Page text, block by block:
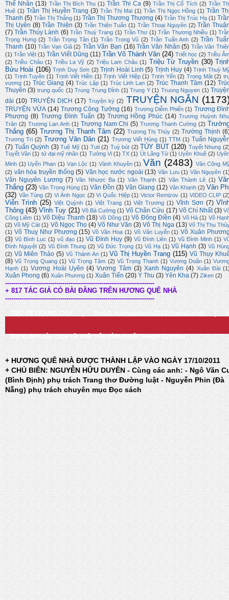
Thế Nhân (13) Trần Thị Bích Thu (1) Trần Thi Ca (9) Trần Thị Cổ Tích (2) Trần
Huệ (1) Trần Thị Huyền Trang (3) Trần Thị Mai (1) Trần Thị Ngọc Hồng (1) Trần
Thanh (5) Trần Thị Thắng (1) Trần Thị Thương Thương (4) Trần Thị Trúc Hạ (1)
Thị Uyên (8) Trần Thiện (3) Trần Thiện Tuấn (1) Trần Thoại Nguyên (2) Trần
(7) Trần Thúy Lành (6) Trần Thuỳ Trang (1) Trần Thư (1) Trần Thương Nhiều (1)
Trọng Hưng (2) Trần Trọng Tân (1) Trần Trọng Vũ (2) Trần Tuấn Anh (2) Trần
Thanh (10) Trần Vạn Giã (2) Trần Văn Bạn (16) Trần Văn Nhân (5) Trần Văn
(1) Trần Việt (1) Trần Viết Dũng (11) Trần Võ Thành Văn (24) Triết học (2) Triều
(2) Triều Châu (1) Triều La Vỹ (2) Triệu Lam Châu (1) Triệu Từ Truyền (30)
Bửu Hoài (106) Trịnh Duy Sơn (2) Trịnh Hoài Linh (5) Trịnh Huy (4) Trịnh Thuỳ
(1) Trịnh Tuyên (1) Trịnh Viết Hiền (1) Trịnh Viết Hiệp (1) Trịnh Yến (2) Trọng Mật (2)
vương (1) Trúc Giang (4) Trúc Lập (1) Trúc Linh Lan (2) Trúc Thanh Tâm (12)
Thuyên (3) trung quốc (1) Trung Trung Đỉnh (1) Trung Y (1) Truong Nguyen (1)
dài (10) TRUYỆN DỊCH (17) Truyện ký (2) TRUYỆN NGẮN
TRUYỆN VỪA (14) Trương Công Tưởng (16) Trương Diễm Phiến (1) Trương
Phượng (8) Trương Đình Tuấn (3) Trương Hồng Phúc (14) Trương Huỳnh
Trân (2) Trương Lan Anh (1) Trương Nam Chi (5) Trương Thanh Cường (2)
Thắng (65) Trương Thị Thanh Tâm (22) Trương Thị Thúy (2) Trường Thịnh
Trương Tri (2) Trương Văn Dân (21) Trương Viết Hùng (1) TTM (1) Tuấn
(7) Tuấn Quỳnh (3) Tuệ Mỹ (1) Tuti (2) Tuỳ bút (2) TÙY BÚT (120) Tuyết Nhung
Tuyết Vân (1) tứ đại mỹ nhân (1) Tường Vi (1) TX (1) Út Lãng Tử (1) Uyên Khuê (2)
Minh (1) Uyển Phan (1) Vạn Lộc (1) Vành Khuyên (1) Văn (2483) Văn Công
(2) văn hóa truyền thống (5) Văn học nước ngoài (13) Văn Lưu (1) Văn Nguyên
Văn Nguyên Lương (7) Văn Nhược Ba (1) Văn Thạnh (2) Văn Thành Lê (1)
Thắng (23) Văn Trọng Hùng (1) Vân Đồn (3) Vân Giang (12) Vân Khanh (2) Vân
(32) Vân Tùng (2) Vi Ánh Ngọc (2) Vi Quốc Hiệp (1) Victor Remizov (1) VIDEO CLIP
Viễn Trình (25) Việt Quỳnh (1) Việt Trang (1) Việt Trương (1) Vĩnh Sơn (7)
Thông (43) Vĩnh Tuy (21) Võ Bá Cường (1) Võ Chân Cửu (17) Võ Chí Nhất (3)
Công Liêm (1) Võ Diệu Thanh (18) Võ Dõng (1) Võ Đông Điền (4) Võ Hà (1) Võ
(2) Võ Mỹ Cát (1) Võ Ngọc Thọ (4) Võ Như Văn (3) Võ Thị Nga (13) Võ Thị Thu
(1) Võ Thuỵ Như Phương (15) Võ Văn Hoa (1) Võ Văn Luyến (1) Võ Xuân
(3) Vũ Bình Lục (1) vũ đạo (1) Vũ Đình Huy (9) Vũ Đình Liên (1) Vũ Đình Minh (1)
Đình Nguyệt (2) Vũ Đình Thung (2) Vũ Đức Trọng (1) Vũ Hạ (1) Vũ Hạnh (3) Vũ
(2) Vũ Miên Thảo (5) Vũ Thành An (1) Vũ Thị Huyền Trang (115) Vũ Thụy
(8) Vũ Trọng Quang (1) Vũ Trọng Tâm (2) Vũ Trọng Thanh (1) Vương Doãn (1)
Hạnh (1) Vương Hoài Uyên (4) Vương Tâm (3) Xanh Nguyên (4) Xuân Đài
Xuân Phong (6) Xuân Phương (1) Xuân Tiến (20) Ý Thu (3) Yên Kha (7) Ziken (2)
-------------------------------------------------------------------------
+ 817 TÁC GIẢ CÓ BÀI ĐĂNG TRÊN HƯƠNG QUÊ NHÀ
-------------------------------------------------------------------------
TRỞ VỀ TRANG CHỦ Email: huongquenha2023@gmail.com
Trang Web này chạy tốt nhất trên trình duyệt Google Chrome
+ HƯƠNG QUÊ NHÀ ĐƯỢC THÀNH LẬP VÀO NGÀY 17/10/2011
+ CHỦ BIÊN: NGUYỄN HỮU DUYÊN - Cùng các anh: - Ngô Văn
(Bình Định) phụ trách Trang thơ Đường luật - Nguyễn Phin (Đà
Nẵng) phụ trách chuyên mục Đọc sách